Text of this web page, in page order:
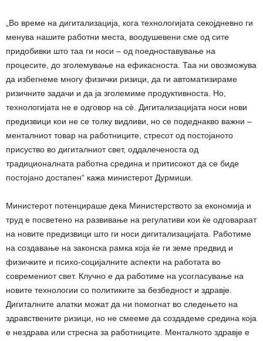
„Во време на дигитализација, кога технологијата секојдневно ги
менува нашите работни места, воодушевени сме од сите
придобивки што таа ги носи – од поедноставување на
процесите, до зголемување на ефикасноста. Таа ни овозможува
да избегнеме многу физички ризици, да ги автоматизираме
ризичните задачи и да ја зголемиме продуктивноста. Но,
технологијата не е одговор на сè. Дигитализацијата носи нови
предизвици кои не се толку видливи, но се подеднакво важни –
менталниот товар на работниците, стресот од постојаното
присуство во дигиталниот свет, оддалеченоста од
традиционалната работна средина и притисокот да се биде
постојано достапен“ кажа министерот Дурмиши.
Министерот потенцираше дека Министерството за економија и
труд е посветено на развивање на регулативи кои ќе одговараат
на новите предизвици што ги носи дигитализацијата. Работиме
на создавање на законска рамка која ќе ги земе предвид и
физичките и психо-социјалните аспекти на работата во
современиот свет. Клучно е да работиме на усогласување на
новите технологии со политиките за безбедност и здравје.
Дигиталните алатки можат да ни помогнат во следењето на
здравствените ризици, но не смееме да создадеме средина која
е нездрава или стресна за работниците. Менталното здравје е